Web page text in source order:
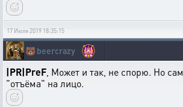
17 Июля 2019 18:35:15
🐻beercrazy
|PR|PreF , Может и так, не спорю. Но
"отъёма" на лицо.